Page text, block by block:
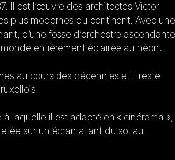
Il est l’œuvre des architectes Victor
plus modernes du continent. Avec une
d’une fosse d’orchestre ascendante
entièrement éclairée au néon.
au cours des décennies et il reste
laquelle il est adapté en « cinérama »,
sur un écran allant du sol au